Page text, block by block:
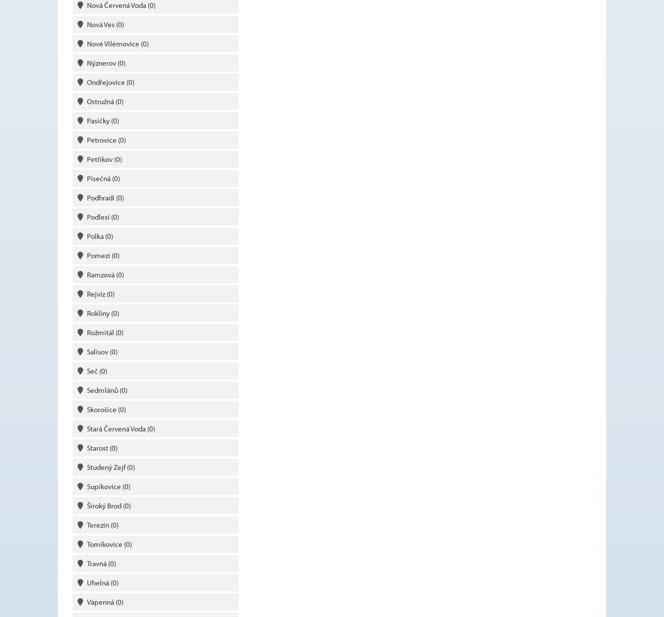
Nová Červená Voda (0)
Nová Ves (0)
Nové Vilémovice (0)
Nýznerov (0)
Ondřejovice (0)
Ostružná (0)
Pasičky (0)
Petrovice (0)
Petříkov (0)
Písečná (0)
Podhradí (0)
Podlesí (0)
Polka (0)
Pomezí (0)
Ramzová (0)
Rejvíz(0)
Rokliny (0)
Rožmitál (0)
Salisov (0)
Seč (0)
Sedmlánů (0)
Skorošice (0)
Stará Červená Voda (0)
Starost (0)
Studený Zejf(0)
Supíkovice (0)
Široký Brod (0)
Terezín (0)
Tomíkovice (0)
Travná (0)
Uhelná (0)
Vápenná (0)